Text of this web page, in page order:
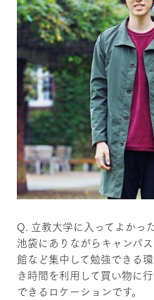
Q. 立教大学に入ってよかっ
池袋にありながらキャンパ
館など集中して勉強できる
き時間を利用して買い物に
できるロケーションです。